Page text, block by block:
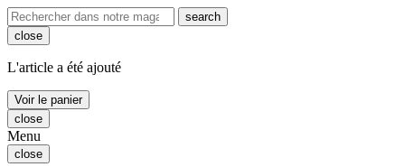
search
close
L'article a été ajouté
Voir le panier
close
Menu
close